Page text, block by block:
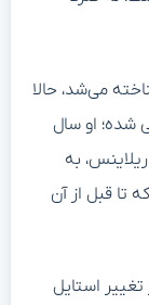
می‌شد، حالا
شده؛ او سال
به
تا قبل از آن
تغییر استایل